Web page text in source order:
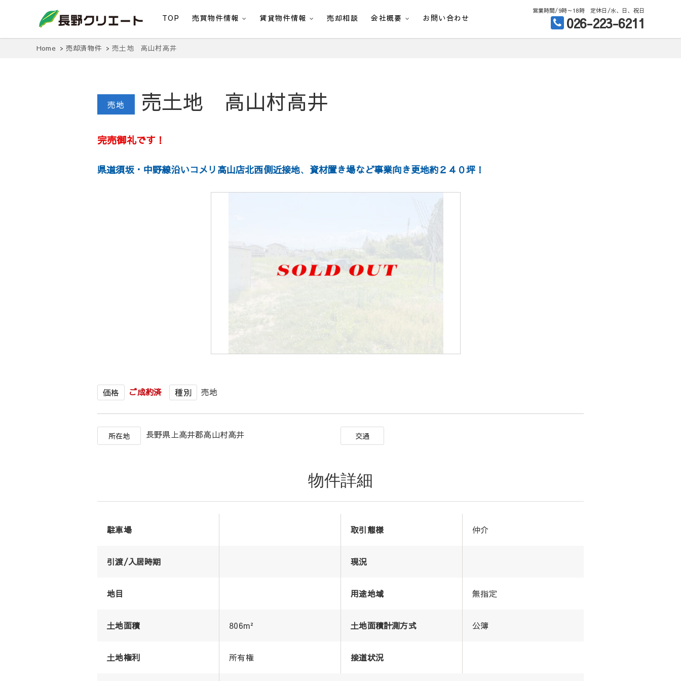
長野クリエート
TOP 売買物件情報 賃貸物件情報 売却相談 会社概要 お問い合わせ
営業時間/9時～18時 定休日/水、日、祝日
026-223-6211
Home 売却済物件 売土地 高山村高井
売地 売土地 高山村高井
完売御礼です！
県道須坂・中野線沿いコメリ高山店北西側近接地、 資材置き場など事業向き更地約２４０坪！
価格 ご成約済 種別 売地
所在地 長野県上高井郡高山村高井 交通
物件詳細
駐車場 取引態様 仲介
引渡/入居時期 現況
地目 用途地域 無指定
土地面積 806m² 土地面積計測方式 公簿
土地権利 所有権 接道状況